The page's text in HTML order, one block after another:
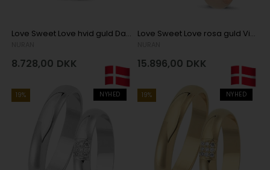
Love Sweet Love hvid guld Damering med 9 stk diamanter Wesselton SI
8.728,00 DKK
Love Sweet Love rosa guld Vielsesringe med 9 stk diamanter Wesselton SI
15.896,00 DKK
NYHED
19% NYHED
19%